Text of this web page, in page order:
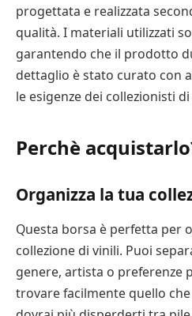
progettata e realizzata
qualità. I materiali utilizzati
garantendo che il prodotto
dettaglio è stato curato con
le esigenze dei collezionisti
Perchè
Organizza la tua
Questa borsa è perfetta per
collezione di vinili. Puoi
genere, artista o preferenze
trovare facilmente quello